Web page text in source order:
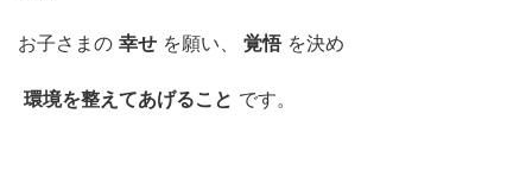
お子さまの 幸せ を願い、 覚悟 を決め
環境を整えてあげること です。